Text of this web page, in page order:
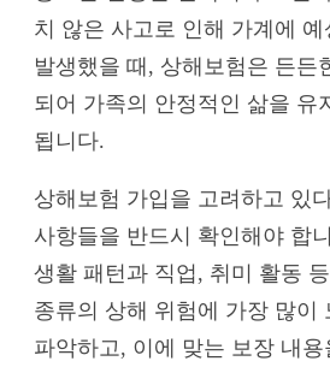
치 않은 사고로 인해 가계에 예
발생했을 때, 상해보험은 든든
되어 가족의 안정적인 삶을 유
됩니다.
상해보험 가입을 고려하고 있
사항들을 반드시 확인해야 합
생활 패턴과 직업, 취미 활동
종류의 상해 위험에 가장 많이
파악하고, 이에 맞는 보장 내용